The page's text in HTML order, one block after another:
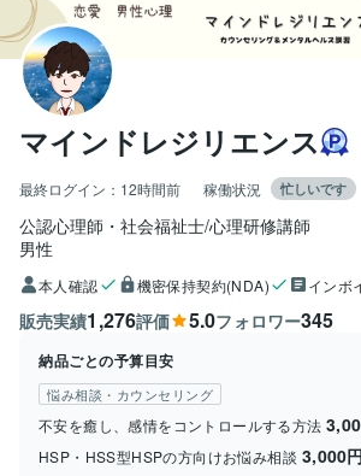
マインドレジリエンス
最終ログイン： 12時間前 稼働状況 忙しいです
公認心理師・社会福祉士/心理研修講師
男性
本人確認 機密保持契約(NDA) インボ
販売実績1,276評価 5.0フォロワー345
納品ごとの予算目安
悩み相談・カウンセリング
不安を癒し、感情をコントロールする方法
HSP・HSS型HSPの方向けお悩み相談 3,000